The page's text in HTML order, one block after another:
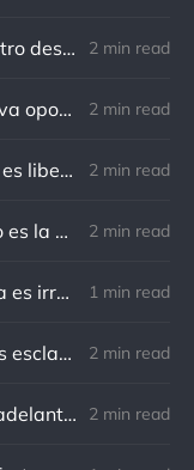
William Shakespeare: Nuestro destino está en las estrellas, así que levantemos nuestros ojos al cielo 2 min read
Cada amanecer es una nueva oportunidad 2 min read
Lewis B. Smedes: Perdonar es liberar a un prisionero y descubrir que el prisionero eras tú 2 min read
Anónimo: A veces el silencio es la mejor respuesta 2 min read
Gandhi: Un minuto que pasa es irrecuperable. Conociendo esto, ¿cómo podemos malgastar tantas horas? 1 min read
Von Goethe: Nadie está más esclavizado que aquellos que falsamente creen que son libres. 2 min read
Charles F. Kettering: Sigue adelante, y es probable que tropieces con algo, tal vez cuando menos lo esperes. Nunca he escuchado hablar de alguien algu 2 min read